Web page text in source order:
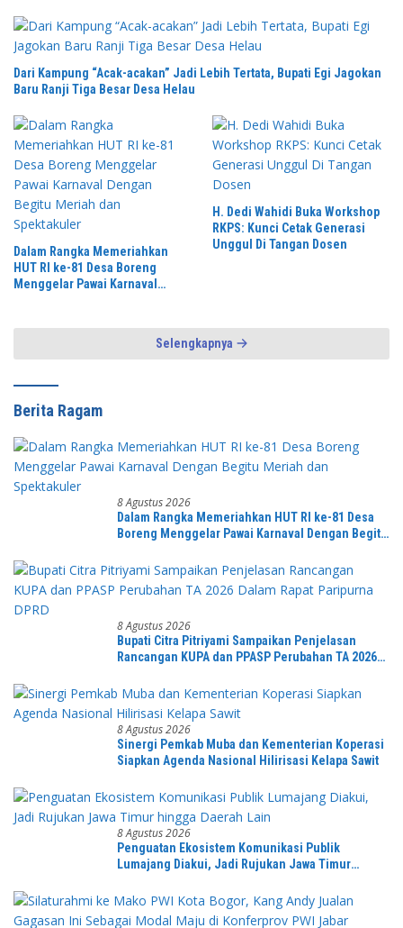
Dari Kampung “Acak-acakan” Jadi Lebih Tertata, Bupati Egi Jagokan
Baru Ranji Tiga Besar Desa Helau
Dalam Rangka Memeriahkan
HUT RI ke-81 Desa Boreng
Menggelar Pawai Karnaval
H. Dedi Wahidi Buka Workshop
RKPS: Kunci Cetak Generasi
Unggul Di Tangan Dosen
Selengkapnya
Berita Ragam
8 Agustus 2026
Dalam Rangka Memeriahkan HUT RI ke-81 Desa
Boreng Menggelar Pawai Karnaval Dengan Begitu
8 Agustus 2026
Bupati Citra Pitriyami Sampaikan Penjelasan
Rancangan KUPA dan PPASP Perubahan TA 2026
8 Agustus 2026
Sinergi Pemkab Muba dan Kementerian Koperasi
Siapkan Agenda Nasional Hilirisasi Kelapa Sawit
8 Agustus 2026
Penguatan Ekosistem Komunikasi Publik
Lumajang Diakui, Jadi Rujukan Jawa Timur